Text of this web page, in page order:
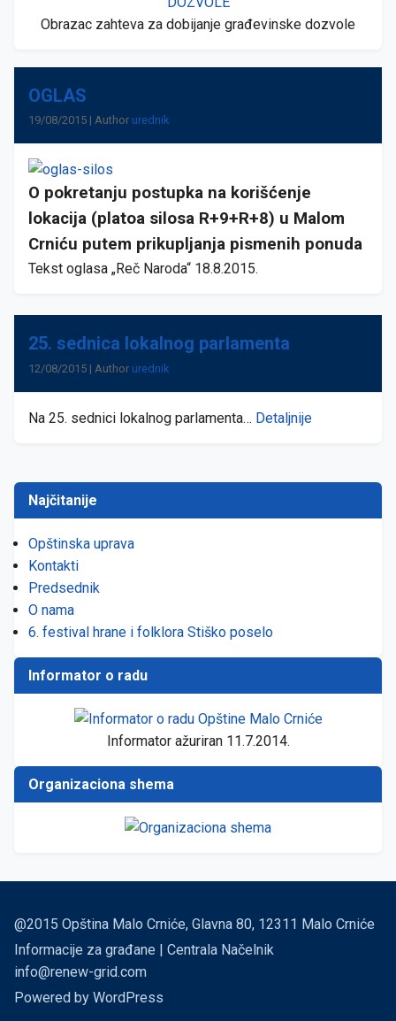
Obrazac zahteva za dobijanje građevinske dozvole
OGLAS
19/08/2015 | Author urednik
O pokretanju postupka na korišćenje
lokacija (platoa silosa R+9+R+8) u Malom
Crniću putem prikupljanja pismenih ponuda
Tekst oglasa „Reč Naroda“ 18.8.2015.
25. sednica lokalnog parlamenta
12/08/2015 | Author urednik
Na 25. sednici lokalnog parlamenta… Detaljnije
Najčitanije
Opštinska uprava
Kontakti
Predsednik
O nama
6. festival hrane i folklora Stiško poselo
Informator o radu
Informator ažuriran 11.7.2014.
Organizaciona shema
@2015 Opština Malo Crniće, Glavna 80, 12311 Malo Crniće
Informacije za građane | Centrala Načelnik
info@renew-grid.com
Powered by WordPress